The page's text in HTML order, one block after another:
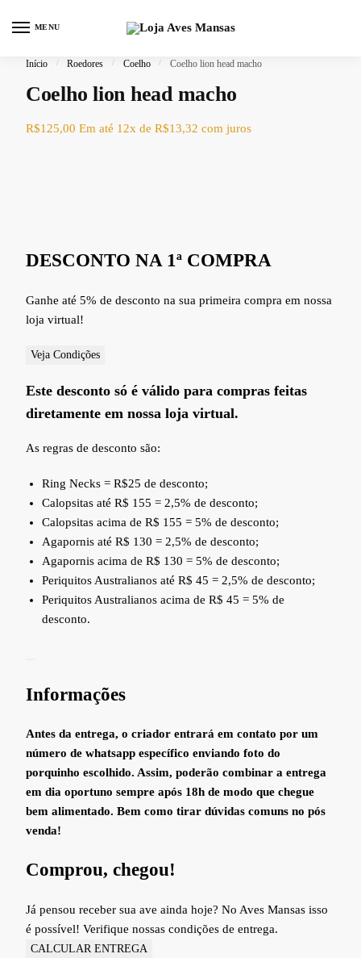
MENU
Início / Roedores / Coelho / Coelho lion head macho
Coelho lion head macho
R$125,00 Em até 12x de R$13,32 com juros
DESCONTO NA 1ª COMPRA
Ganhe até 5% de desconto na sua primeira compra em nossa
loja virtual!
Veja Condições
Este desconto só é válido para compras feitas
diretamente em nossa loja virtual.
As regras de desconto são:
Ring Necks = R$25 de desconto;
Calopsitas até R$ 155 = 2,5% de desconto;
Calopsitas acima de R$ 155 = 5% de desconto;
Agapornis até R$ 130 = 2,5% de desconto;
Agapornis acima de R$ 130 = 5% de desconto;
Periquitos Australianos até R$ 45 = 2,5% de desconto;
Periquitos Australianos acima de R$ 45 = 5% de
desconto.
Informações
Antes da entrega, o criador entrará em contato por um
número de whatsapp específico enviando foto do
porquinho escolhido. Assim, poderão combinar a entrega
em dia oportuno sempre após 18h de modo que chegue
bem alimentado. Bem como tirar dúvidas comuns no pós
venda!
Comprou, chegou!
Já pensou receber sua ave ainda hoje? No Aves Mansas isso
é possível! Verifique nossas condições de entrega.
CALCULAR ENTREGA